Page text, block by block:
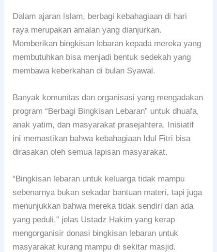
Dalam ajaran Islam, berbagi kebahagiaan di hari
raya merupakan amalan yang dianjurkan.
Memberikan bingkisan lebaran kepada mereka yang
membutuhkan bisa menjadi bentuk sedekah yang
membawa keberkahan di bulan Syawal.
Banyak komunitas dan organisasi yang mengadakan
program “Berbagi Bingkisan Lebaran” untuk dhuafa,
anak yatim, dan masyarakat prasejahtera. Inisiatif
ini memastikan bahwa kebahagiaan Idul Fitri bisa
dirasakan oleh semua lapisan masyarakat.
“Bingkisan lebaran untuk keluarga tidak mampu
sebenarnya bukan sekadar bantuan materi, tapi juga
menunjukkan bahwa mereka tidak sendiri dan ada
yang peduli,” jelas Ustadz Hakim yang kerap
mengorganisir donasi bingkisan lebaran untuk
masyarakat kurang mampu di sekitar masjid.